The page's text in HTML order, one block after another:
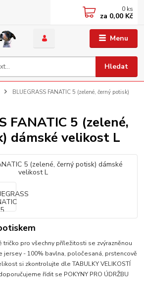
Menu
Hledat
0 ks
za 0,00 Kč
BLUEGRASS FANATIC 5 (zelené, černý potisk)
FANATIC 5 (zelené,
dámské velikost L
pro všechny příležitosti se zvýrazněnou
jersey - 100% bavlna, poločesaná, prstencově
si zkontrolujte dle TABULKY VELIKOSTÍ
řídit se POKYNY PRO ÚDRŽBU